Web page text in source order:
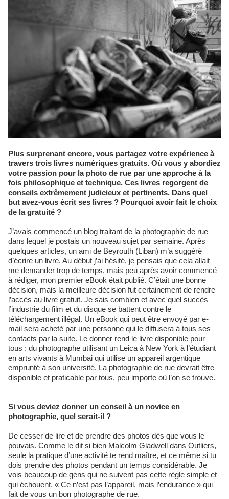
Plus surprenant encore, vous partagez votre expérience à
travers trois livres numériques gratuits. Où vous y abordiez
votre passion pour la photo de rue par une approche à la
fois philosophique et technique. Ces livres regorgent de
conseils extrêmement judicieux et pertinents. Dans quel
but avez-vous écrit ses livres ? Pourquoi avoir fait le choix
de la gratuité ?
J’avais commencé un blog traitant de la photographie de rue
dans lequel je postais un nouveau sujet par semaine. Après
quelques articles, un ami de Beyrouth (Liban) m’a suggéré
d’écrire un livre. Au début j’ai hésité, je pensais que cela allait
me demander trop de temps, mais peu après avoir commencé
à rédiger, mon premier eBook était publié. C’était une bonne
décision, mais la meilleure décision fut certainement de rendre
l’accès au livre gratuit. Je sais combien et avec quel succès
l’industrie du film et du disque se battent contre le
téléchargement illégal. Un eBook qui peut être envoyé par e-
mail sera acheté par une personne qui le diffusera à tous ses
contacts par la suite. Le donner rend le livre disponible pour
tous : du photographe utilisant un Leica à New York à l’étudiant
en arts vivants à Mumbai qui utilise un appareil argentique
emprunté à son université. La photographie de rue devrait être
disponible et praticable par tous, peu importe où l’on se trouve.
Si vous deviez donner un conseil à un novice en
photographie, quel serait-il ?
De cesser de lire et de prendre des photos dès que vous le
pouvais. Comme le dit si bien Malcolm Gladwell dans Outliers,
seule la pratique d’une activité te rend maître, et ce même si tu
dois prendre des photos pendant un temps considérable. Je
vois beaucoup de gens qui ne suivent pas cette règle simple et
qui échouent. « Ce n’est pas l’appareil, mais l’endurance » qui
fait de vous un bon photographe de rue.